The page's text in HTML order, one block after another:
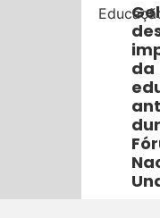
da